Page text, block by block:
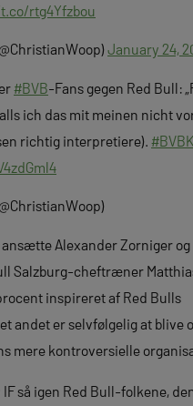
rtg4Yfzbou
January 24,
#BVB-Fans gegen Red Bull:
ich das mit meinen nicht
richtig interpretiere).
Alexander Zorniger og
Salzburg-cheftræner
inspireret af Red Bulls
andet er selvfølgelig at blive
mere kontroversielle
så igen Red Bull-folkene,